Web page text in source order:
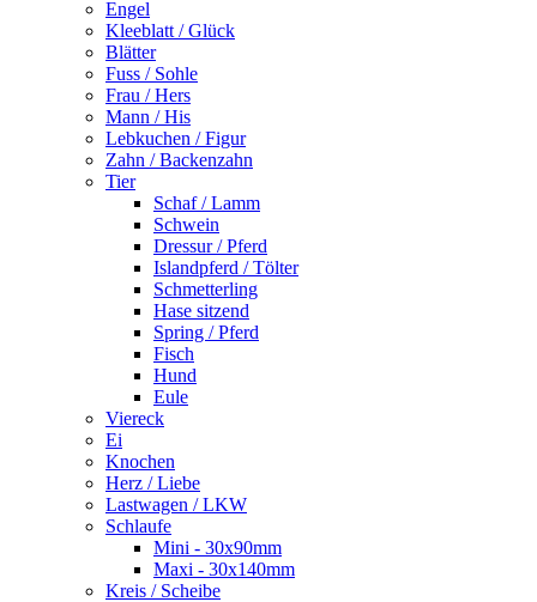
Engel
Kleeblatt / Glück
Blätter
Fuss / Sohle
Frau / Hers
Mann / His
Lebkuchen / Figur
Zahn / Backenzahn
Tier
Schaf / Lamm
Schwein
Dressur / Pferd
Islandpferd / Tölter
Schmetterling
Hase sitzend
Spring / Pferd
Fisch
Hund
Eule
Viereck
Ei
Knochen
Herz / Liebe
Lastwagen / LKW
Schlaufe
Mini - 30x90mm
Maxi - 30x140mm
Kreis / Scheibe